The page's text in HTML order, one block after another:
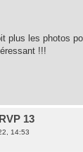
plus les photos
!!!
13
14:53